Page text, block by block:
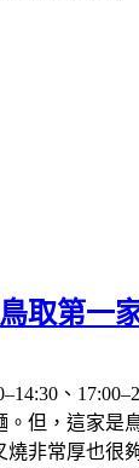
取第
、
但，這家
非常厚也